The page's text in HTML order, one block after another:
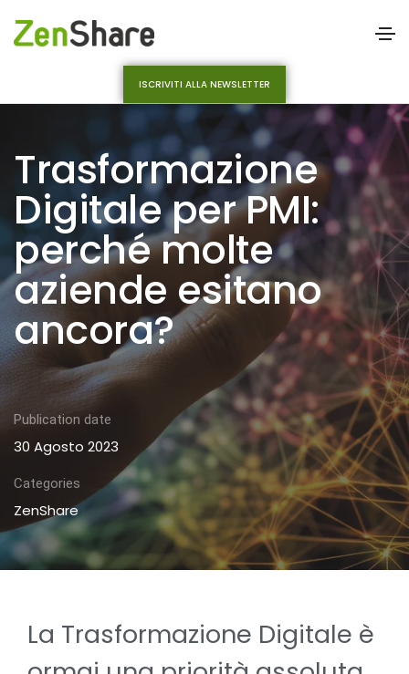
ISCRIVITI ALLA NEWSLETTER
Trasformazione
Digitale per PMI:
perché molte
aziende esitano
ancora?
Publication date
30 Agosto 2023
Categories
ZenShare
La Trasformazione Digitale è